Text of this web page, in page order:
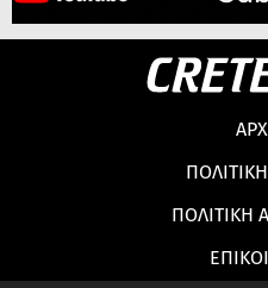
ΠΟΛΙΤΙΚΗ